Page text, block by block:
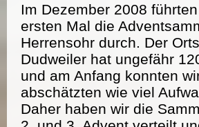
Im Dezember 2008
ersten Mal die
Herrensohr durch. Der
Dudweiler hat ungefähr
und am Anfang konnten
abschätzten wie viel
Daher haben wir die